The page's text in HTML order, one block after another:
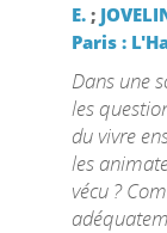
E.;
Paris :
Dans une
les
du vivre
les
vécu ?